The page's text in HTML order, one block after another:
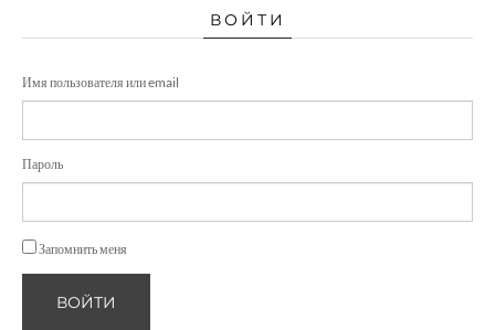
ВОЙТИ
Имя пользователя или email
Пароль
Запомнить меня
ВОЙТИ